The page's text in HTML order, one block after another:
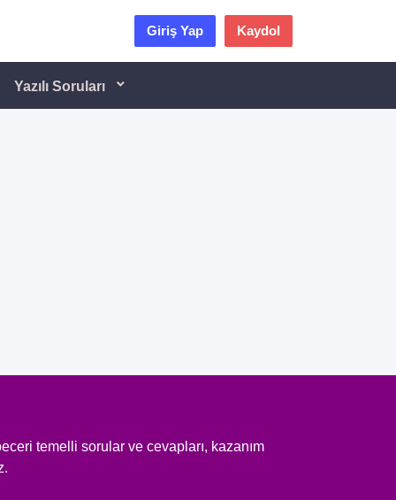
Kaydol
Giriş Yap
Yazılı Soruları
temelli sorular ve cevapları, kazanım